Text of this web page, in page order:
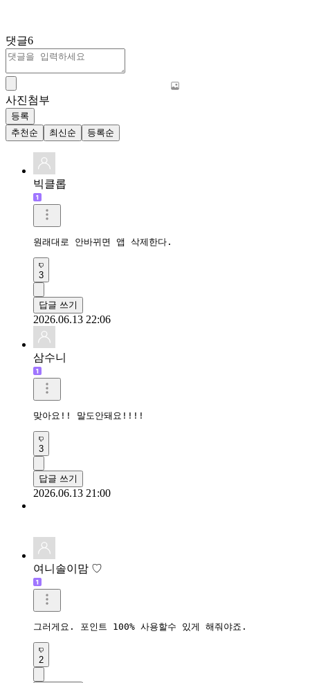
댓글6
사진첨부
등록
추천순
최신순 등록순
빅클롭
원래대로 안바뀌면 앱 삭제한다.
3
답글 쓰기
2026.06.13 22:06
삼수니
맞아요!! 말도안돼요!!!!
3
답글 쓰기
2026.06.13 21:00
여니솔이맘 ♡
그러게요. 포인트 100% 사용할수 있게 해줘야죠.
2